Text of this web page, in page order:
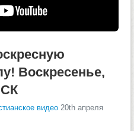
Воскресенье,
видео 20th апреля